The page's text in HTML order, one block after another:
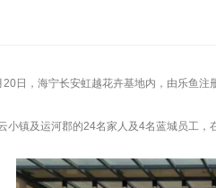
日，海宁长安虹越花卉基地内，由乐鱼
小镇及运河郡的24名家人及4名蓝城员工